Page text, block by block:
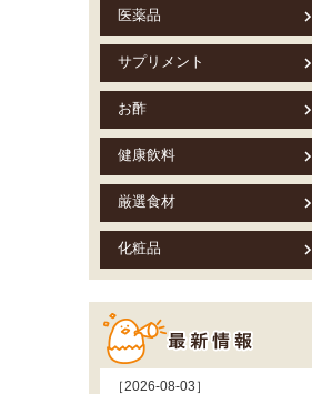
医薬品
サプリメント
お酢
健康飲料
厳選食材
化粧品
［2026-08-03］